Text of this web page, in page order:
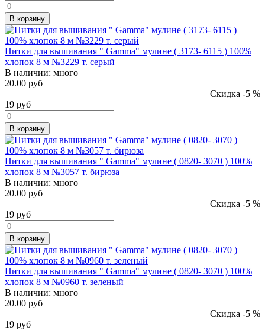
В корзину
Нитки для вышивания " Gamma" мулине ( 3173- 6115 ) 100%
хлопок 8 м №3229 т. серый
В наличии: много
20.00 руб
Скидка -5 %
19 руб
В корзину
Нитки для вышивания " Gamma" мулине ( 0820- 3070 ) 100%
хлопок 8 м №3057 т. бирюза
В наличии: много
20.00 руб
Скидка -5 %
19 руб
В корзину
Нитки для вышивания " Gamma" мулине ( 0820- 3070 ) 100%
хлопок 8 м №0960 т. зеленый
В наличии: много
20.00 руб
Скидка -5 %
19 руб